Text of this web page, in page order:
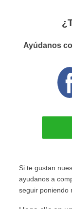
Ayúdanos
Si te gustan
ayudanos a
seguir poniendo